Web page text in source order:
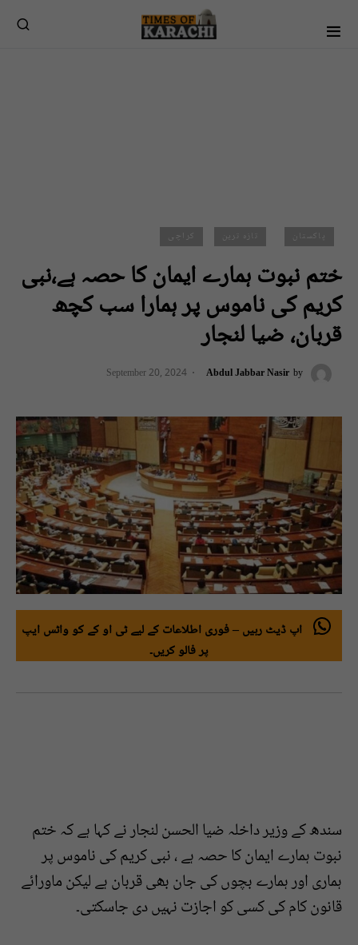
پاکستان تازہ ترین کراچی
ختم نبوت ہمارے ایمان کا حصہ ہے،نبی
کریم کی ناموس پر ہمارا سب کچھ
قربان، ضیا لنجار
by
Abdul Jabbar Nasir
September 20, 2024
اپ ڈیٹ رہیں – فوری اطلاعات کے لیے ٹی او کے کو واٹس ایپ
پر فالو کریں۔
سندھ کے وزیر داخلہ ضیا الحسن لنجار نے کہا ہے کہ ختم
نبوت ہمارے ایمان کا حصہ ہے ، نبی کریم کی ناموس پر
ہماری اور ہمارے بچوں کی جان بھی قربان ہے لیکن ماورائے
قانون کام کی کسی کو اجازت نہیں دی جاسکتی۔